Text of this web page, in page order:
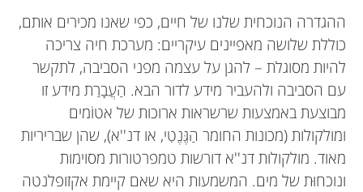
ההגדרה הנוכחית שלנו של חיים, כפי שאנו מכירים אותם,
כוללת שלושה מאפיינים עיקריים: מערכת חיה צריכה
להיות מסוגלת – להגן על עצמה מפני הסביבה, לתקשר
עם הסביבה ולהעביר מידע לדור הבא. הַעֲבָרַת מידע זו
מבוצעת באמצעות שרשראות ארוכות של אטוֹמים
ומולקולות (מכונות החומר הַגֶּנֶטִי, או דנ''א), שהן שבריריות
מאוד. מולקולות דנ''א דורשות טמפרטורות מסוימות
ונוכחוּת של מים. המשמעות היא שאם קיימת אקזופלנטה